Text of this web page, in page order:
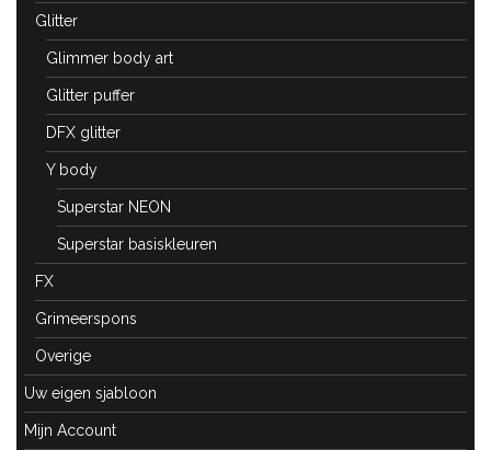
Glitter
Glimmer body art
Glitter puffer
DFX glitter
Y body
Superstar NEON
Superstar basiskleuren
FX
Grimeerspons
Overige
Uw eigen sjabloon
Mijn Account